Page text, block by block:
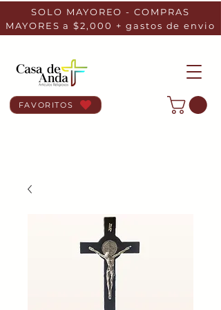
SOLO MAYOREO - COMPRAS
MAYORES a $2,000 + gastos de envio
FAVORITOS